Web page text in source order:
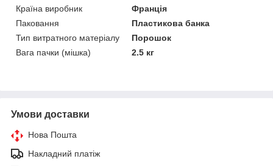
Країна виробник
Франція
Паковання
Пластикова банка
Тип витратного матеріалу
Порошок
Вага пачки (мішка)
2.5 кг
Умови доставки
Нова Пошта
Накладний платіж